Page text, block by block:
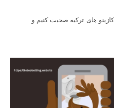
های ترکیه صحبت کنیم و